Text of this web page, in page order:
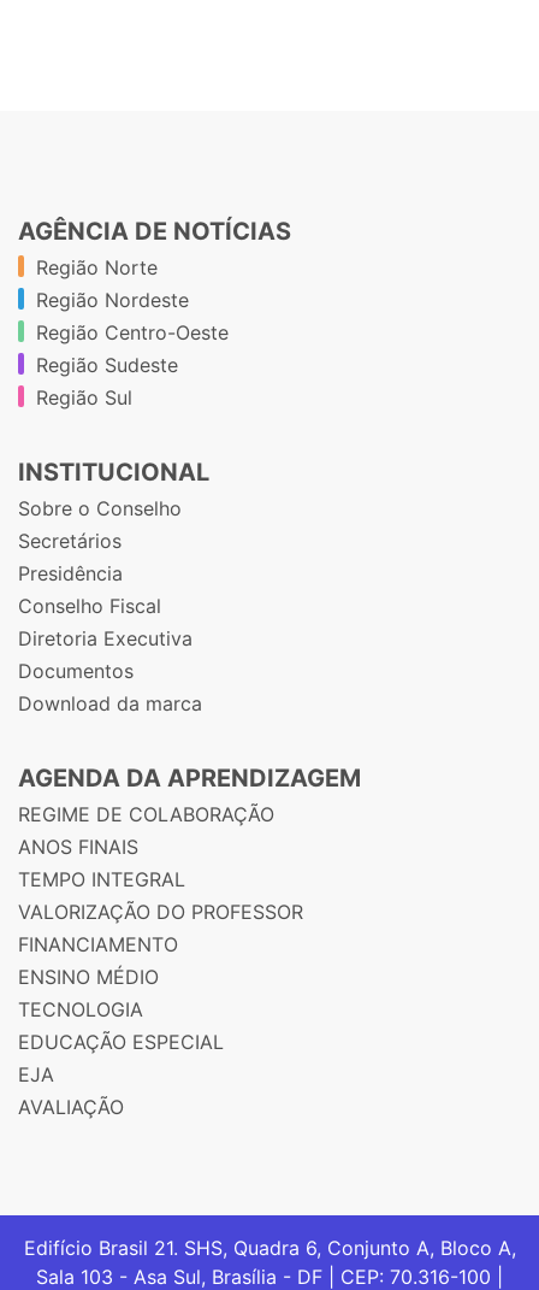
AGÊNCIA DE NOTÍCIAS
Região Norte
Região Nordeste
Região Centro-Oeste
Região Sudeste
Região Sul
INSTITUCIONAL
Sobre o Conselho
Secretários
Presidência
Conselho Fiscal
Diretoria Executiva
Documentos
Download da marca
AGENDA DA APRENDIZAGEM
REGIME DE COLABORAÇÃO
ANOS FINAIS
TEMPO INTEGRAL
VALORIZAÇÃO DO PROFESSOR
FINANCIAMENTO
ENSINO MÉDIO
TECNOLOGIA
EDUCAÇÃO ESPECIAL
EJA
AVALIAÇÃO
Edifício Brasil 21. SHS, Quadra 6, Conjunto A, Bloco A,
Sala 103 - Asa Sul, Brasília - DF | CEP: 70.316-100 |